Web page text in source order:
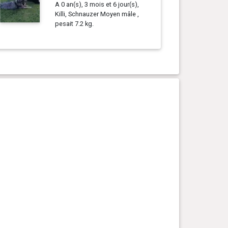
A 0 an(s), 3 mois et 6 jour(s),
Killi, Schnauzer Moyen mâle ,
pesait 7.2 kg.